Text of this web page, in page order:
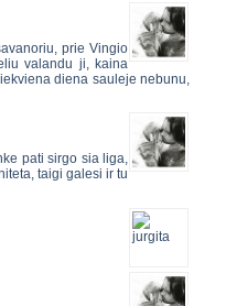
prie Vingio
valandu ji, kaina
diena sauleje nebunu,
pati sirgo sia liga,
taigi galesi ir tu